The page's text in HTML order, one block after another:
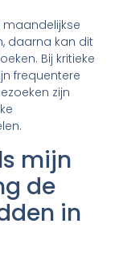
maandelijkse
daarna kan dit
Bij kritieke
frequentere
zijn
mijn
de
in